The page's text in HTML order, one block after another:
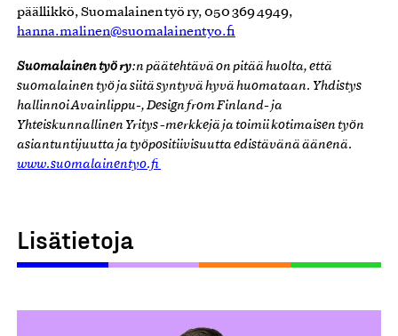
päällikkö, Suomalainen työ ry, 050 369 4949,
hanna.malinen@suomalainentyo.fi
Suomalainen työ ry:n päätehtävä on pitää huolta, että
suomalainen työ ja siitä syntyvä hyvä huomataan. Yhdistys
hallinnoi Avainlippu-, Design from Finland- ja
Yhteiskunnallinen Yritys -merkkejä ja toimii kotimaisen työn
asiantuntijuutta ja työpositiivisuutta edistävänä äänenä.
www.suomalainentyo.fi
Lisätietoja